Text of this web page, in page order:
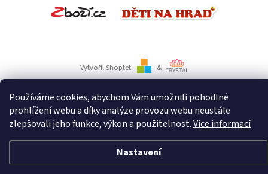
Používáme cookies, abychom Vám umožnili pohodlné
prohlížení webu a díky analýze provozu webu neustále
zlepšovali jeho funkce, výkon a použitelnost.Více informací
Nastavení
Vytvořil Shoptet &
Copyright 2026Párty služby DNH. Všechna práva vyhrazena.